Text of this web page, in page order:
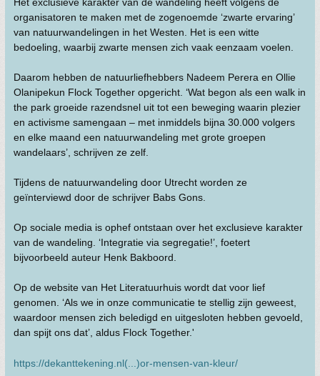
organisatoren te maken met de zogenoemde ‘zwarte ervaring’
van natuurwandelingen in het Westen. Het is een witte
bedoeling, waarbij zwarte mensen zich vaak eenzaam voelen.
Daarom hebben de natuurliefhebbers Nadeem Perera en Ollie
Olanipekun Flock Together opgericht. ‘Wat begon als een walk in
the park groeide razendsnel uit tot een beweging waarin plezier
en activisme samengaan – met inmiddels bijna 30.000 volgers
en elke maand een natuurwandeling met grote groepen
wandelaars’, schrijven ze zelf.
Tijdens de natuurwandeling door Utrecht worden ze
geïnterviewd door de schrijver Babs Gons.
Op sociale media is ophef ontstaan over het exclusieve karakter
van de wandeling. ‘Integratie via segregatie!’, foetert
bijvoorbeeld auteur Henk Bakboord.
Op de website van Het Literatuurhuis wordt dat voor lief
genomen. ‘Als we in onze communicatie te stellig zijn geweest,
waardoor mensen zich beledigd en uitgesloten hebben gevoeld,
dan spijt ons dat’, aldus Flock Together.'
https://dekanttekening.nl(...)or-mensen-van-kleur/